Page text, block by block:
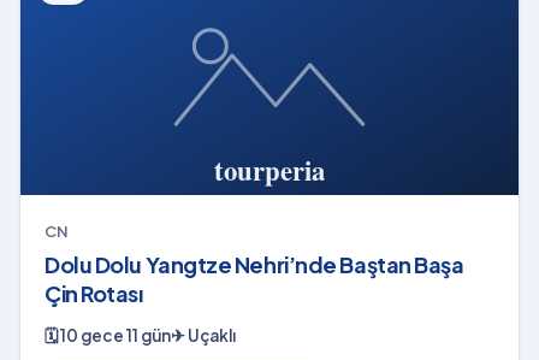
CN
Dolu Dolu Yangtze Nehri’nde Baştan Başa
Çin Rotası
🗓10 gece 11 gün✈Uçaklı